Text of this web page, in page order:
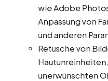
wie Adobe
Anpassung von
und anderen
Retusche von
unerwünschten